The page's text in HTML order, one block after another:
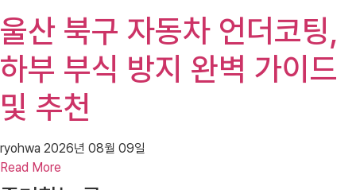
울산 북구 자동차 언더코팅,
하부 부식 방지 완벽 가이드
및 추천
ryohwa 2026년 08월 09일
Read More